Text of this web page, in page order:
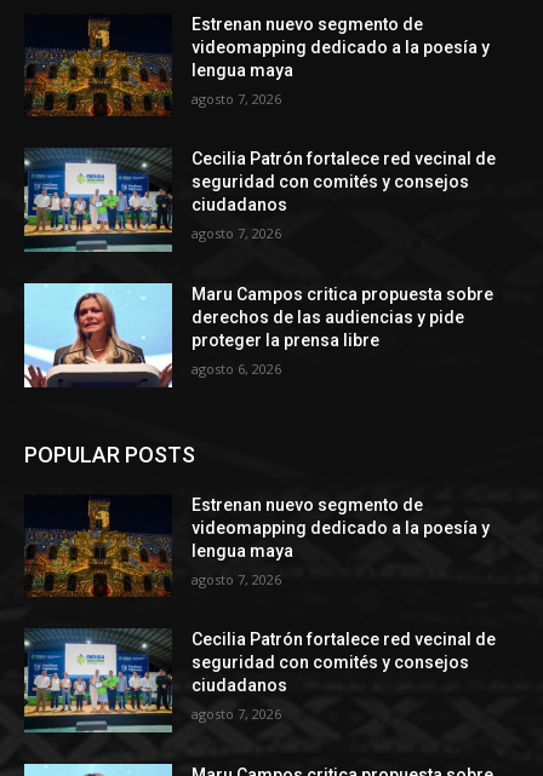
Estrenan nuevo segmento de
videomapping dedicado a la poesía y
lengua maya
agosto 7, 2026
Cecilia Patrón fortalece red vecinal de
seguridad con comités y consejos
ciudadanos
agosto 7, 2026
Maru Campos critica propuesta sobre
derechos de las audiencias y pide
proteger la prensa libre
agosto 6, 2026
POPULAR POSTS
Estrenan nuevo segmento de
videomapping dedicado a la poesía y
lengua maya
agosto 7, 2026
Cecilia Patrón fortalece red vecinal de
seguridad con comités y consejos
ciudadanos
agosto 7, 2026